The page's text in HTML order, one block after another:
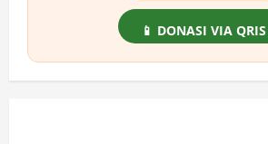
📱 DONASI VIA QRIS